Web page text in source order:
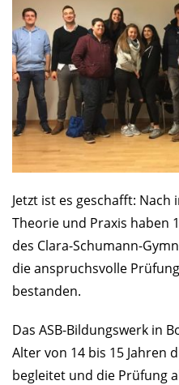
Jetzt ist es geschafft: Nach
Theorie und Praxis haben
des Clara-Schumann-
die anspruchsvolle
bestanden.
Das ASB-Bildungswerk in
Alter von 14 bis 15 Jahren
begleitet und die Prüfung